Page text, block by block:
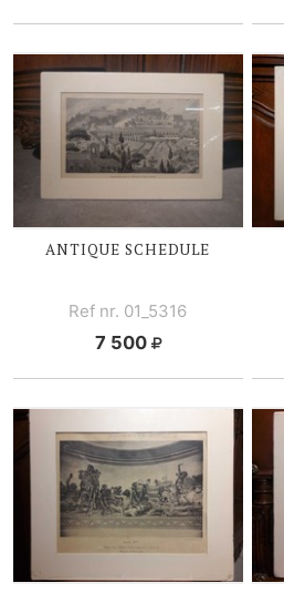
ANTIQUE SCHEDULE
Ref nr. 01_5316
7 500